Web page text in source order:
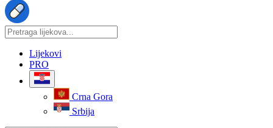
Lijekovi
PRO
Crna Gora
Srbija